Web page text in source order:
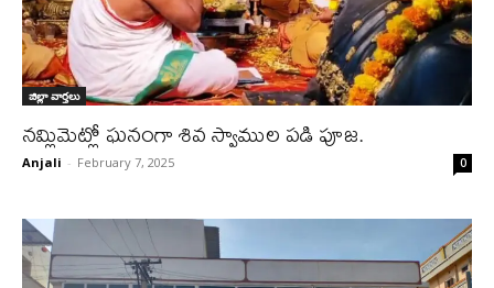
జిల్లా వార్త‌లు
నమ్లిమెట్లో ఘనంగా శివ స్వాముల పడి పూజ.
Anjali - February 7, 2025 0